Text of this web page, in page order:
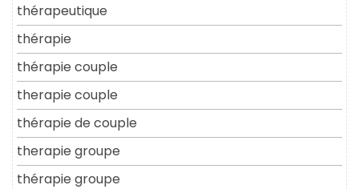
thérapeutique
thérapie
thérapie couple
therapie couple
thérapie de couple
therapie groupe
thérapie groupe